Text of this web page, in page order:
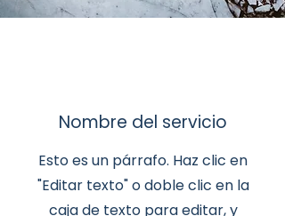
Nombre del servicio
Esto es un párrafo. Haz clic en
"Editar texto" o doble clic en la
caja de texto para editar, y